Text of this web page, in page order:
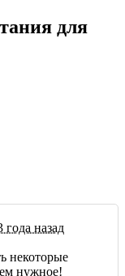
для
года назад
некоторые
нужное!